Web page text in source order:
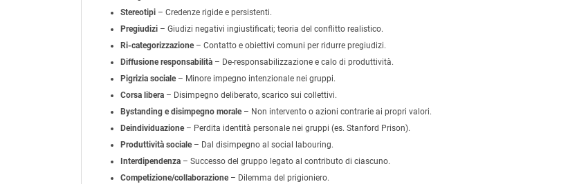
Stereotipi – Credenze rigide e persistenti.
Pregiudizi – Giudizi negativi ingiustificati; teoria del conflitto realistico.
Ri-categorizzazione– Contatto e obiettivi comuni per ridurre pregiudizi.
Diffusione responsabilità – De-responsabilizzazione e calo di produttività.
Pigrizia sociale– Minore impegno intenzionale nei gruppi.
Corsa libera – Disimpegno deliberato, scarico sui collettivi.
Bystanding e disimpegno morale– Non intervento o azioni contrarie ai propri valori.
Deindividuazione– Perdita identità personale nei gruppi (es. Stanford Prison).
Produttività sociale– Dal disimpegno al social labouring.
Interdipendenza – Successo del gruppo legato al contributo di ciascuno.
Competizione/collaborazione– Dilemma del prigioniero.